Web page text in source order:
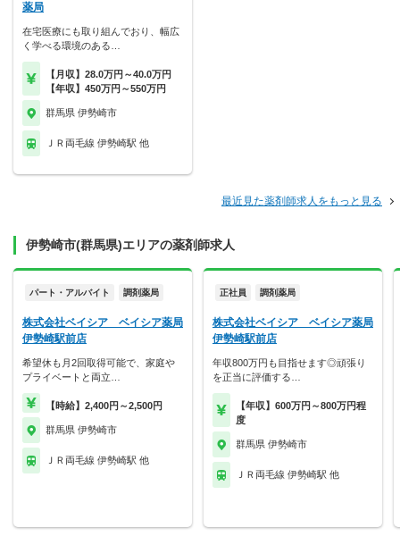
薬局
在宅医療にも取り組んでおり、幅広
く学べる環境のある…
【月収】28.0万円～40.0万円
【年収】450万円～550万円
群馬県 伊勢崎市
ＪＲ両毛線 伊勢崎駅 他
最近見た薬剤師求人をもっと見る
伊勢崎市(群馬県)エリアの薬剤師求人
パート・アルバイト 調剤薬局
株式会社ベイシア ベイシア薬局
伊勢崎駅前店
希望休も月2回取得可能で、家庭や
プライベートと両立…
【時給】2,400円～2,500円
群馬県 伊勢崎市
ＪＲ両毛線 伊勢崎駅 他
正社員 調剤薬局
株式会社ベイシア ベイシア薬局
伊勢崎駅前店
年収800万円も目指せます◎頑張り
を正当に評価する…
【年収】600万円～800万円程
度
群馬県 伊勢崎市
ＪＲ両毛線 伊勢崎駅 他